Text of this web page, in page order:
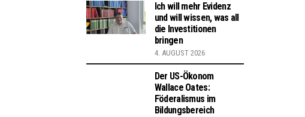
Ich will mehr Evidenz
und will wissen, was all
die Investitionen
bringen
4. AUGUST 2026
Der US-Ökonom
Wallace Oates:
Föderalismus im
Bildungsbereich